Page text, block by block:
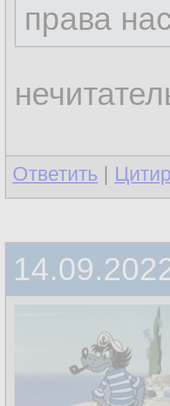
права
Ответить |